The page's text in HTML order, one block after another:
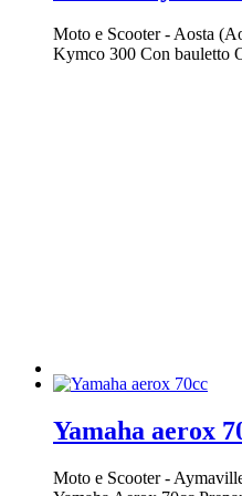
Moto e Scooter-Aosta
Kymco 300 Con bauletto
Yamaha aerox
Moto e Scooter-